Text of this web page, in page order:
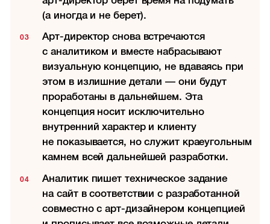
(а иногда и не берет).
Арт-директор снова встречаются
с аналитиком и вместе набрасывают
визуальную концепцию, не вдаваясь при
этом в излишние детали — они будут
проработаны в дальнейшем. Эта
концепция носит исключительно
внутренний характер и клиенту
не показывается, но служит краеугольным
камнем всей дальнейшей разработки.
Аналитик пишет техническое задание
на сайт в соответствии с разработанной
совместно с арт-дизайнером концепцией